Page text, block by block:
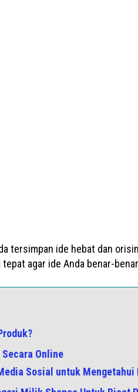
tersimpan ide hebat dan
agar ide Anda benar-
Online
Sosial untuk Mengetahui